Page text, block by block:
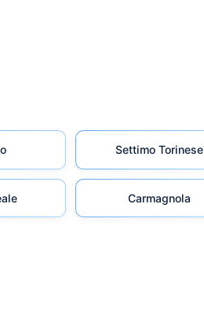
Settimo Torinese
Carmagnola